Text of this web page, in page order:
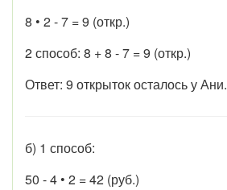
8 • 2 - 7 = 9 (откр.)
2 способ: 8 + 8 - 7 = 9 (откр.)
Ответ: 9 открыток осталось у Ани.
б) 1 способ:
50 - 4 • 2 = 42 (руб.)